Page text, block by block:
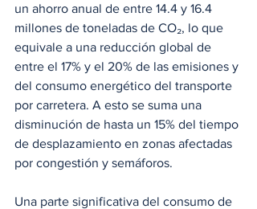
un ahorro anual de entre 14.4 y 16.4
millones de toneladas de CO₂, lo que
equivale a una reducción global de
entre el 17% y el 20% de las emisiones y
del consumo energético del transporte
por carretera. A esto se suma una
disminución de hasta un 15% del tiempo
de desplazamiento en zonas afectadas
por congestión y semáforos.
Una parte significativa del consumo de